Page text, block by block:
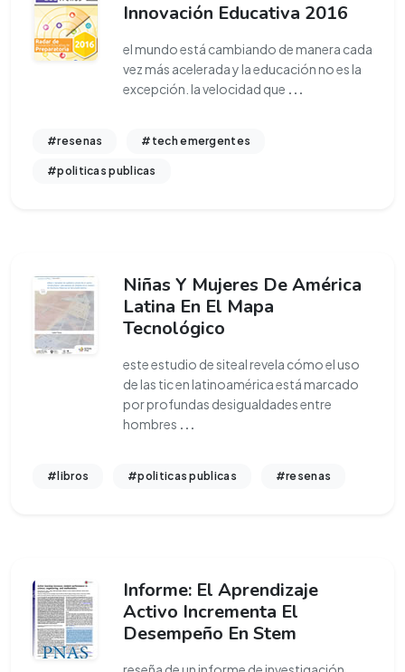
Innovación Educativa 2016
el mundo está cambiando de manera cada
vez más acelerada y la educación no es la
excepción. la velocidad que ...
#resenas #tech emergentes
#politicas publicas
Niñas Y Mujeres De América
Latina En El Mapa
Tecnológico
este estudio de siteal revela cómo el uso
de las tic en latinoamérica está marcado
por profundas desigualdades entre
hombres ...
#libros #politicas publicas #resenas
Informe: El Aprendizaje
Activo Incrementa El
Desempeño En Stem